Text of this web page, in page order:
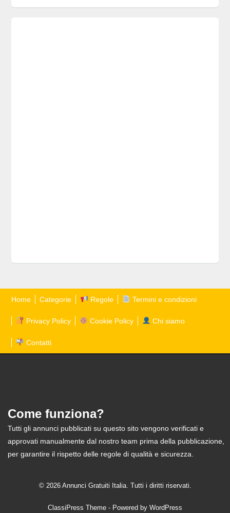
Home Categorie Regole Termini e condizioni
Privacy Policy Cookie Policy Chi siamo
Contatti
Come funziona?
Tutti gli annunci pubblicati su questo sito vengono verificati e
approvati manualmente dal nostro team prima della pubblicazione,
per garantire il rispetto delle regole di qualità e sicurezza.
© 2026 Annunci Gratuiti Italia. Tutti i diritti riservati.
ClassiPress Theme - Powered by WordPress